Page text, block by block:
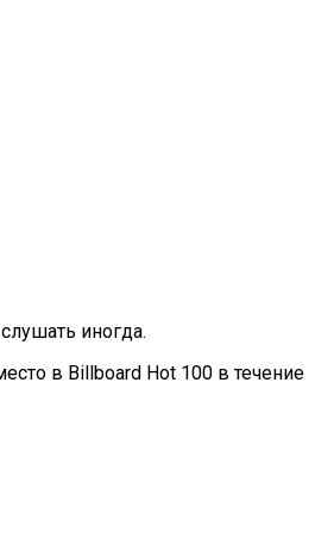
иногда.
в Billboard Hot 100 в течение